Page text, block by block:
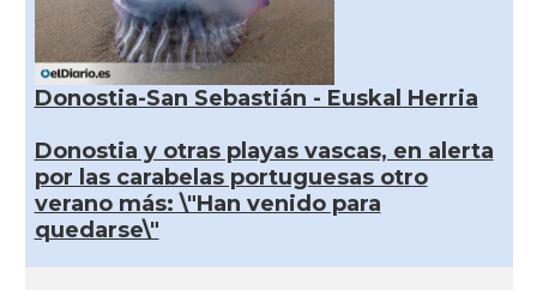
Donostia-San Sebastián - Euskal Herria
Donostia y otras playas vascas, en alerta
por las carabelas portuguesas otro
verano más: \"Han venido para
quedarse\"